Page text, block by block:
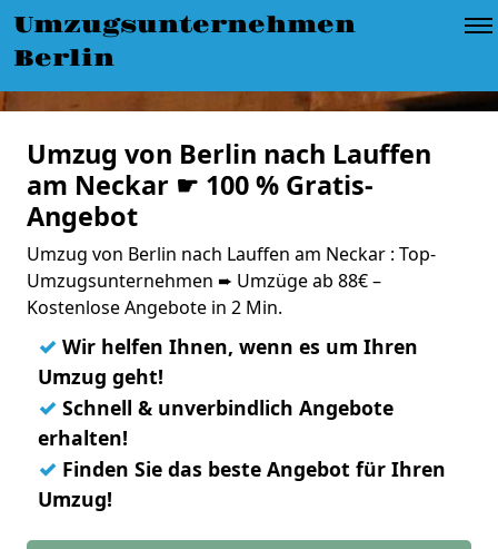
Umzugsunternehmen
Berlin
Umzug von Berlin nach Lauffen
am Neckar ☛ 100 % Gratis-
Angebot
Umzug von Berlin nach Lauffen am Neckar : Top-
Umzugsunternehmen ➨ Umzüge ab 88€ –
Kostenlose Angebote in 2 Min.
✓ Wir helfen Ihnen, wenn es um Ihren
Umzug geht!
✓ Schnell & unverbindlich Angebote
erhalten!
✓ Finden Sie das beste Angebot für Ihren
Umzug!